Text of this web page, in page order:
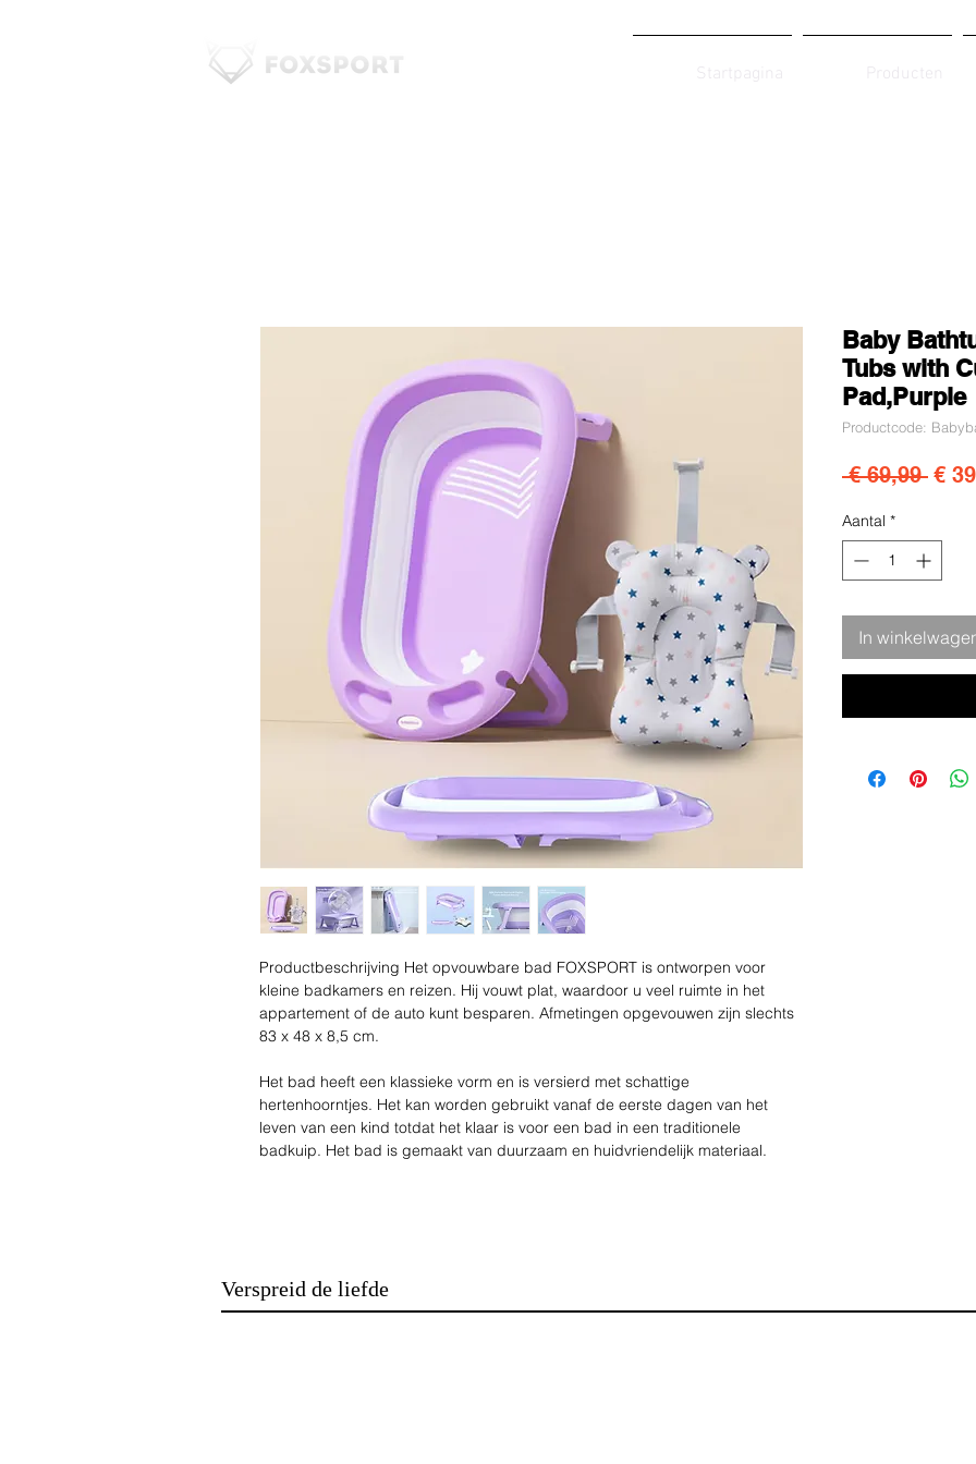
Producten
Productbeschrijving Het opvouwbare bad FOXSPORT is ontworpen voor
kleine badkamers en reizen. Hij vouwt plat, waardoor u veel ruimte in het
appartement of de auto kunt besparen. Afmetingen opgevouwen zijn slechts
83 x 48 x 8,5 cm.
Het bad heeft een klassieke vorm en is versierd met schattige
hertenhoorntjes. Het kan worden gebruikt vanaf de eerste dagen van het
leven van een kind totdat het klaar is voor een bad in een traditionele
badkuip. Het bad is gemaakt van duurzaam en huidvriendelijk materiaal.
De badkuip is verpakt in een kleurrijke kartonnen doos met handvat.
Baby
Tubs with
Pad,Purple
Productcode:
€ 69,99 €
Aantal *
In
Verspreid de liefde